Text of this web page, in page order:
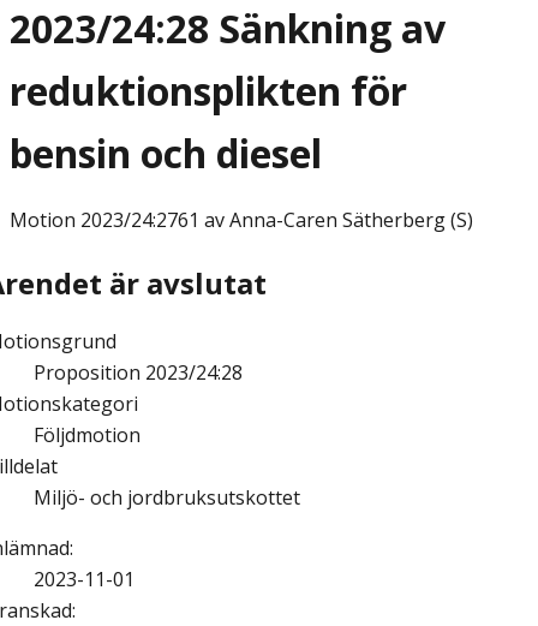
2023/24:28 Sänkning av
reduktionsplikten för
bensin och diesel
Motion 2023/24:2761 av Anna-Caren Sätherberg (S)
är avslutat
Proposition 2023/24:28
Följdmotion
Miljö- och jordbruksutskottet
:
2023-11-01
: